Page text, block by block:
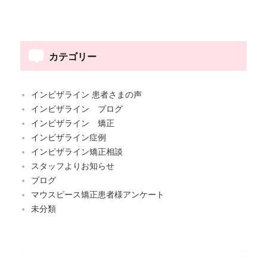
カテゴリー
インビザライン 患者さまの声
インビザライン ブログ
インビザライン 矯正
インビザライン症例
インビザライン矯正相談
スタッフよりお知らせ
ブログ
マウスピース矯正患者様アンケート
未分類